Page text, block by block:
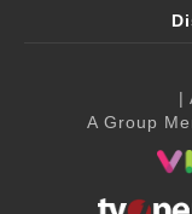
|
A Group